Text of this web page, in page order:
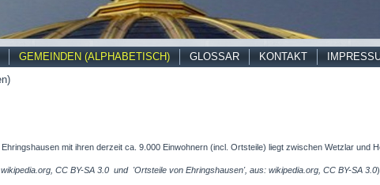
GEMEINDEN (ALPHABETISCH) GLOSSAR KONTAKT
Ehringshausenmit ihren derzeit ca. 9.000 Einwohnern (incl. Ortsteile)liegt zwischen Wetzlar und
CC BY-SA 3.0 und 'Ortsteile von Ehringshausen', aus: wikipedia.org, CC BY-SA 3.0).